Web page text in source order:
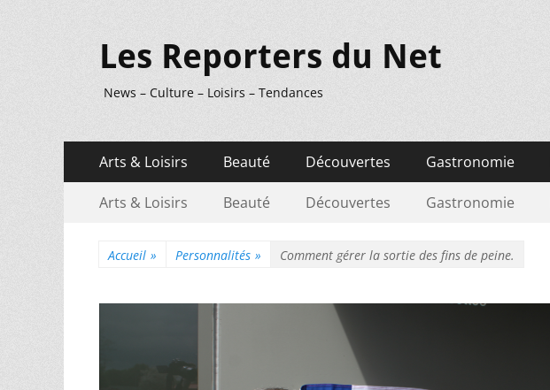
Les Reporters du Net
News – Culture – Loisirs – Tendances
Menu
principal
contenu
Arts & Loisirs Beauté Découvertes Gastronomie
Menu
Arts & Loisirs Beauté Découvertes Gastronomie
Accueil » Personnalités » Comment gérer la sortie des fins de peine.